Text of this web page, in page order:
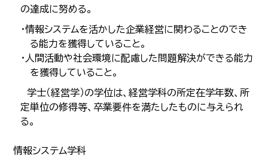
の達成に努める。
・情報システムを活かした企業経営に関わることのでき
る能力を獲得していること。
・人間活動や社会環境に配慮した問題解決ができる能力
を獲得していること。
学士（経営学）の学位は、経営学科の所定在学年数、所
定単位の修得等、卒業要件を満たしたものに与えられ
る。
情報システム学科